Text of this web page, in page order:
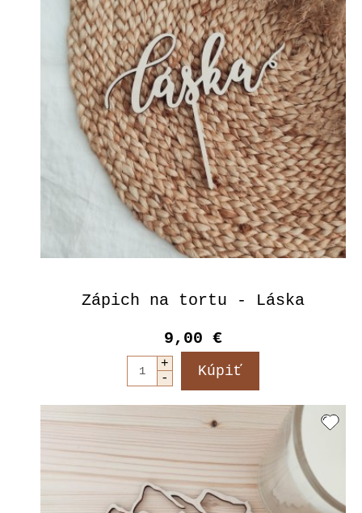
Zápich na tortu - Láska
9,00 €